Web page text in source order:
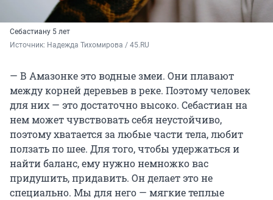
Себастиану 5 лет
Источник: Надежда Тихомирова / 45.RU
— В Амазонке это водные змеи. Они плавают
между корней деревьев в реке. Поэтому человек
для них — это достаточно высоко. Себастиан на
нем может чувствовать себя неустойчиво,
поэтому хватается за любые части тела, любит
ползать по шее. Для того, чтобы удержаться и
найти баланс, ему нужно немножко вас
придушить, придавить. Он делает это не
специально. Мы для него — мягкие теплые